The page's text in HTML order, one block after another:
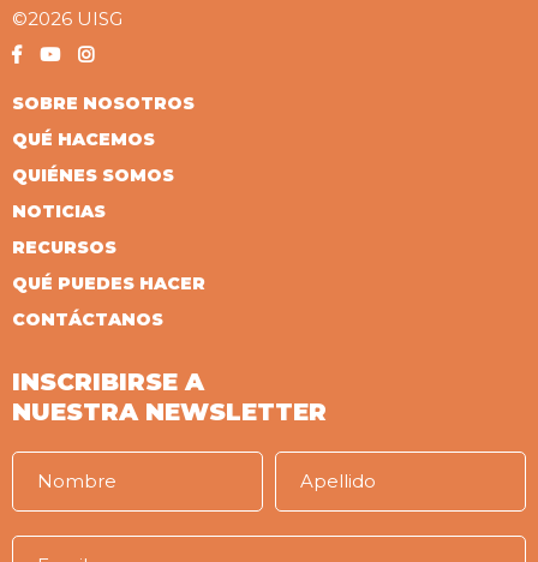
©2026 UISG
SOBRE NOSOTROS
QUÉ HACEMOS
QUIÉNES SOMOS
NOTICIAS
RECURSOS
QUÉ PUEDES HACER
CONTÁCTANOS
INSCRIBIRSE A
NUESTRA NEWSLETTER